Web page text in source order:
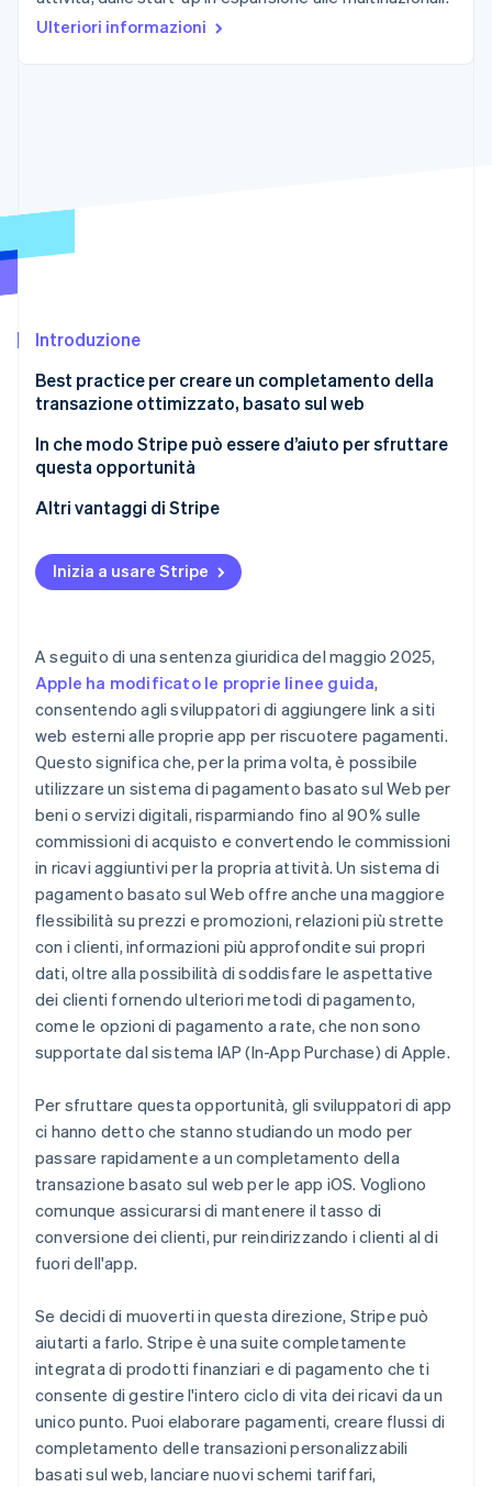
Scopri cosa ti aspetta
Prevenzione delle frodi
Identity
Scopri come Stripe sta costruendo l'infrastruttura
Guarda ora
Ulteriori informazioni
Introduzione
Best practice per creare un completamento della
transazione ottimizzato, basato sul web
Reindirizzare il completamento della transazione
dall’app al web in modo conforme
Creare un’esperienza d’uso coerente durante il
Creare un completamento della transazione ad alto
tasso di conversione
tuoi clienti
Gestire il percorso del cliente dopo l’acquisto
In che modo Stripe può essere d’aiuto per sfruttare
questa opportunità
Stripe Checkout per i pagamenti da app a Web
Stripe Managed Payments
Stripe Billing
Altri vantaggi di Stripe
Offri un completamento della transazione veloce
con Link
Trasferimento istantaneo di fondi al tuo conto
bancario o alla carta di debito
Inizia a usare Stripe
A seguito di una sentenza giuridica del maggio 2025,
Apple ha modificato le proprie linee guida,
consentendo agli sviluppatori di aggiungere link a siti
web esterni alle proprie app per riscuotere pagamenti.
Questo significa che, per la prima volta, è possibile
utilizzare un sistema di pagamento basato sul Web per
beni o servizi digitali, risparmiando fino al 90% sulle
commissioni di acquisto e convertendo le commissioni
in ricavi aggiuntivi per la propria attività. Un sistema di
pagamento basato sul Web offre anche una maggiore
flessibilità su prezzi e promozioni, relazioni più strette
con i clienti, informazioni più approfondite sui propri
dati, oltre alla possibilità di soddisfare le aspettative
dei clienti fornendo ulteriori metodi di pagamento,
come le opzioni di pagamento a rate, che non sono
supportate dal sistema IAP (In-App Purchase) di Apple.
Per sfruttare questa opportunità, gli sviluppatori di app
ci hanno detto che stanno studiando un modo per
passare rapidamente a un completamento della
transazione basato sul web per le app iOS. Vogliono
comunque assicurarsi di mantenere il tasso di
conversione dei clienti, pur reindirizzando i clienti al di
fuori dell'app.
Se decidi di muoverti in questa direzione, Stripe può
aiutarti a farlo. Stripe è una suite completamente
integrata di prodotti finanziari e di pagamento che ti
consente di gestire l'intero ciclo di vita dei ricavi da un
unico punto. Puoi elaborare pagamenti, creare flussi di
completamento delle transazioni personalizzabili
basati sul web, lanciare nuovi schemi tariffari,